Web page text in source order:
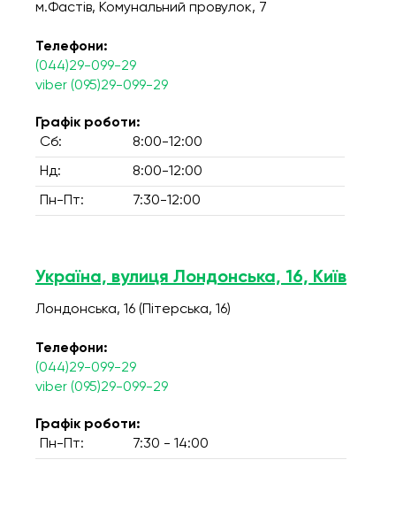
м.Фастів, Комунальний провулок, 7
Телефони:
(044)29-099-29
viber (095)29-099-29
Графік роботи:
Сб:
8:00-12:00
Нд: 8:00-12:00
Пн-Пт: 7:30-12:00
Україна, вулиця Лондонська, 16, Київ
Лондонська, 16 (Пітерська, 16)
Телефони:
(044)29-099-29
viber (095)29-099-29
Графік роботи:
Пн-Пт:
7:30 - 14:00